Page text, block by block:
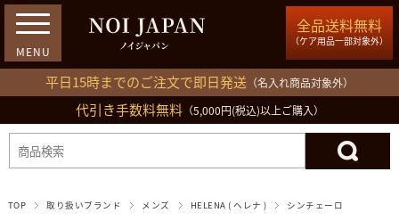
全品送料無料
（ケア用品一部対象外）
平日15時までのご注文で即日発送 （名入れ商品対象外）
代引き手数料無料（5,000円(税込)以上ご購入）
03-5809-1212
ログイン 会員登録 買い物カゴ
TOP 取り扱いブランド メンズ HELENA ( ヘレナ ) シンチェーロ